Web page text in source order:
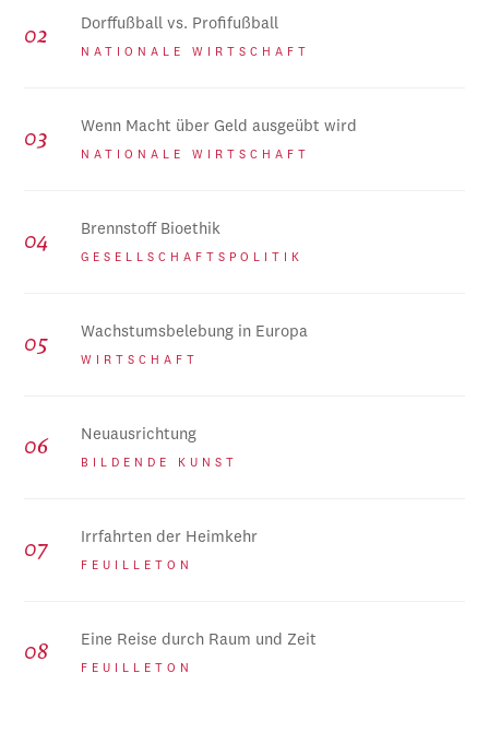
Dorffußball vs. Profifußball
NATIONALE WIRTSCHAFT
Wenn Macht über Geld ausgeübt wird
NATIONALE WIRTSCHAFT
Brennstoff Bioethik
GESELLSCHAFTSPOLITIK
Wachstumsbelebung in Europa
WIRTSCHAFT
Neuausrichtung
BILDENDE KUNST
Irrfahrten der Heimkehr
FEUILLETON
Eine Reise durch Raum und Zeit
FEUILLETON